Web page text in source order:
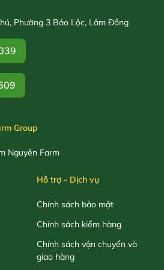
Phường 3 Bảo Lộc, Lâm Đồng
Group
Nguyên Farm
Hỗ trợ - Dịch vụ
Chính sách bảo mật
Chính sách kiểm hàng
Chính sách vận chuyển và
giao hàng